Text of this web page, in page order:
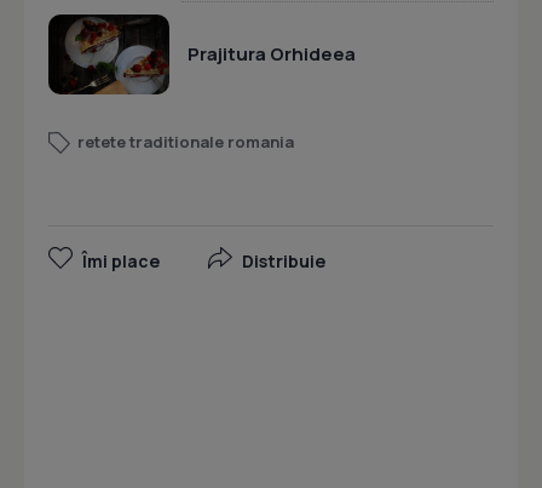
Prajitura Orhideea
retete traditionale romania
Îmi place Distribuie